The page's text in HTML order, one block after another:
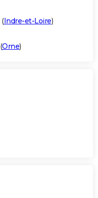
(Indre-et-Loire)
(Orne)